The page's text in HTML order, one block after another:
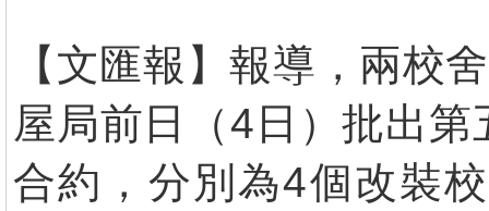
【文匯報】報導，兩校
屋局前日（4日）批出
合約，分別為4個改裝